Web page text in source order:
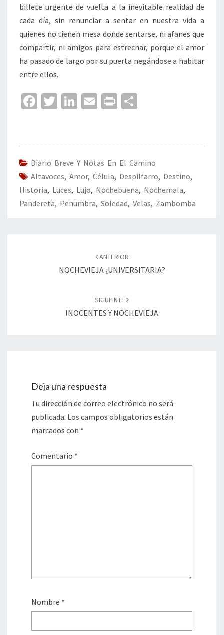
billete urgente de vuelta a la inevitable realidad de
cada día, sin renunciar a sentar en nuestra vida a
quienes no tienen mesa donde sentarse, ni afanes que
compartir, ni amigos para estrechar, porque el amor
ha pasado de largo por su puerta negándose a habitar
entre ellos.
Fa
o
o
k
T
er
Li
dI
n
E
l
Pr
p
ar
tir
Diario Breve Y Notas En El Camino
Altavoces, Amor, Célula, Despilfarro, Destino,
Historia, Luces, Lujo, Nochebuena, Nochemala,
Pandereta, Penumbra, Soledad, Velas, Zambomba
ANTERIOR
NOCHEVIEJA ¿UNIVERSITARIA?
SIGUIENTE
INOCENTES Y NOCHEVIEJA
Deja una respuesta
Tu dirección de correo electrónico no será
publicada. Los campos obligatorios están
marcados con *
Comentario *
Nombre *